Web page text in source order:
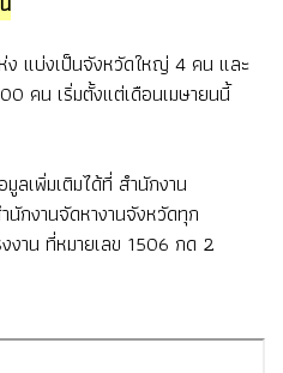
ง แบ่งเป็นจังหวัดใหญ่ 4 คน และ
คน เริ่มตั้งแต่เดือนเมษายนนี้
ลเพิ่มเติมได้ที่ สำนักงาน
กงานจัดหางานจังหวัดทุก
งาน ที่หมายเลข 1506 กด 2